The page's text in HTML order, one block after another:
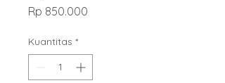
Rp 850.000
Kuantitas *